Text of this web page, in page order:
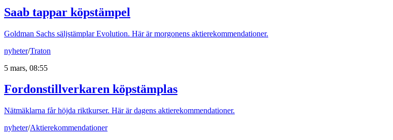
Saab tappar köpstämpel
Goldman Sachs säljstämplar Evolution. Här är morgonens aktierekommendationer.
nyheter/Traton
5 mars, 08:55
Fordonstillverkaren köpstämplas
Nätmäklarna får höjda riktkurser. Här är dagens aktierekommendationer.
nyheter/Aktierekommendationer